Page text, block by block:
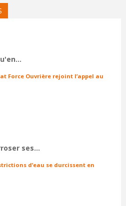
Force Ouvrière rejoint l’appel au
ses…
d’eau se durcissent en